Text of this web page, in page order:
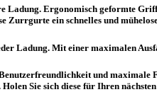
Ergonomisch geformte
Zurrgurte ein schnelles und
Ladung. Mit einer maximalen
und
Sie sich diese für Ihren